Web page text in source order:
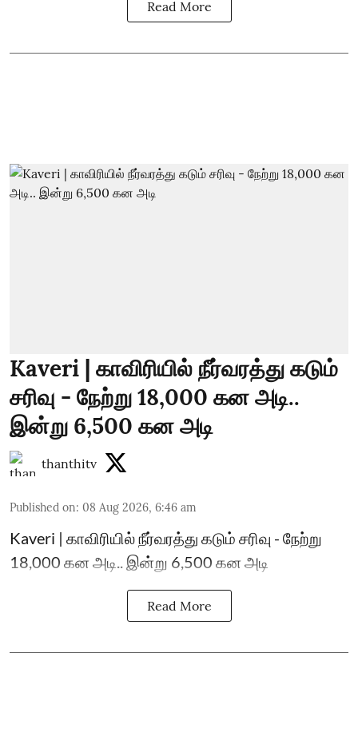
Read More
Kaveri | காவிரியில் நீர்வரத்து கடும்
சரிவு - நேற்று 18,000 கன அடி..
இன்று 6,500 கன அடி
thanthitv
Published on: 08 Aug 2026, 6:46 am
Kaveri | காவிரியில் நீர்வரத்து கடும் சரிவு - நேற்று
18,000 கன அடி.. இன்று 6,500 கன அடி
Read More